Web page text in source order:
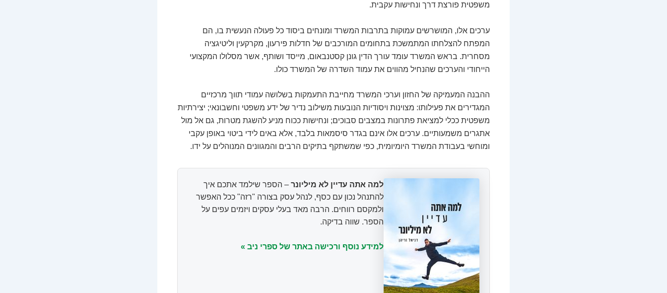
משפטית פורצת דרך ונחישות עקבית.
ערכים אלו, המושרשים עמוקות בתרבות המשרד ומונחים ביסוד כל פעולה הנעשית בו, הם
המפתח להצלחתו המתמשכת בתחומים המורכבים של חדלות פירעון, מקרקעין וליטיגציה
מסחרית. בראש המשרד עומד עורך הדין גונן קסטנבאום, מייסד ושותף, אשר מסלולו המקצועי
הייחודי והערכים שהנחיל מהווים את עמוד השדרה של המשרד כולו.
ההבנה המעמיקה של החזון וערכי המשרד מחייבת התעמקות בשלושה עמודי תווך מרכזיים
המגדירים את פעילותו: מצוינות ויסודיות הנובעות משילוב נדיר של ידע משפטי וחשבונאי; יצירתיות
משפטית ככלי למציאת פתרונות במצבים סבוכים; ונחישות ככוח מניע להשגת מטרות, גם אל מול
אתגרים משמעותיים. ערכים אלו אינם בגדר סיסמאות בלבד, אלא באים לידי ביטוי באופן עקבי
ומוחשי בעבודת המשרד היומיומית, כפי שמשתקף בתיקים הרבים והמגוונים המנוהלים על ידו.
למה אתה עדיין לא מיליונר – הספר שילמד אתכם איך
להתנהל נכון עם כסף, לנהל עסק בצורה "רזה" ככל האפשר
ולמקסם רווחים. הרבה מאד בעלי עסקים ויזמים עפים על
הספר. שווה בדיקה.
למידע נוסף ורכישה באתר של ספרי ניב »